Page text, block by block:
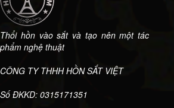
Thổi hồn vào sắt và tạo nên một tác
phẩm nghệ thuật
CÔNG TY THHH HỒN SẮT VIỆT
Số ĐKKD: 0315171351